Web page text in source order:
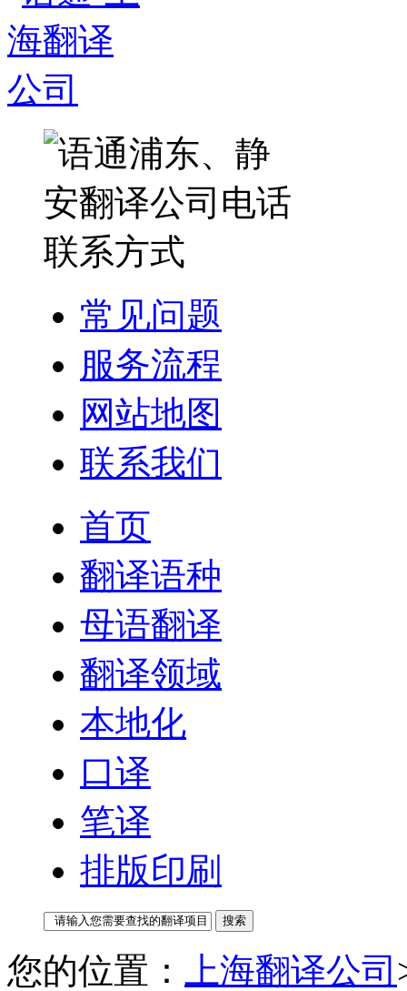
常见问题
服务流程
网站地图
联系我们
首页
翻译语种
母语翻译
翻译领域
本地化
口译
笔译
排版印刷
您的位置： 上海翻译公司